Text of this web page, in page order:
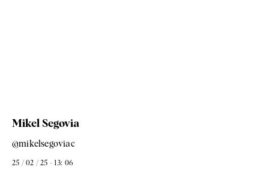
Mikel Segovia
@mikelsegoviac
25 / 02 / 25 - 13: 06